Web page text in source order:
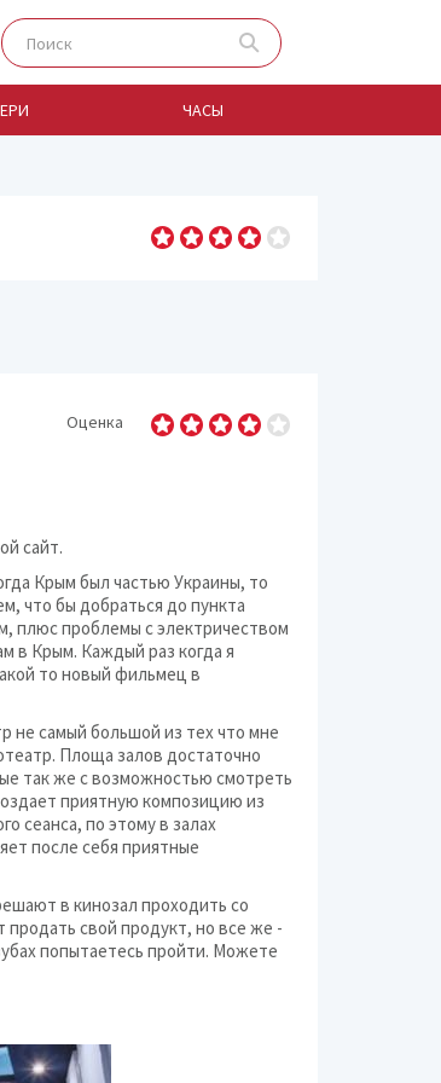
ЧАСЫ
Оценка
сайт.
Крым был частью Украины, то
что бы добраться до пункта
плюс проблемы с электричеством
в Крым. Каждый раз когда я
то новый фильмец в
не самый большой из тех что мне
Площа залов достаточно
так же с возможностью смотреть
приятную композицию из
сеанса, по этому в залах
после себя приятные
в кинозал проходить со
продать свой продукт, но все же -
попытаетесь пройти. Можете
Автосалоны и
Агентства
Гостиницы и
Кинотеатры